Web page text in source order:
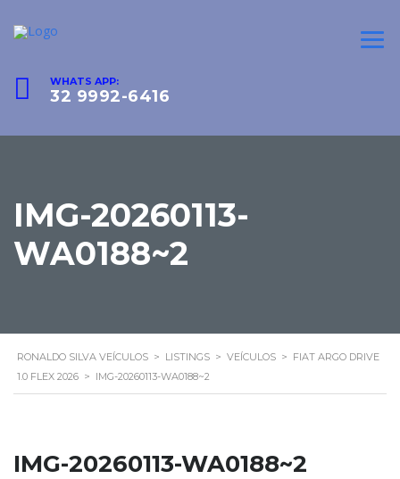
WHATS APP:
32 9992-6416
IMG-20260113-
WA0188~2
RONALDO SILVA VEÍCULOS > LISTINGS > VEÍCULOS > FIAT ARGO DRIVE
1.0 FLEX 2026 > IMG-20260113-WA0188~2
IMG-20260113-WA0188~2